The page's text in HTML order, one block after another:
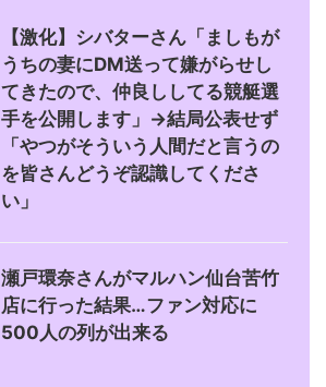
【激化】シバターさん「ましもが
うちの妻にDM送って嫌がらせし
てきたので、仲良ししてる競艇選
手を公開します」→結局公表せず
「やつがそういう人間だと言うの
を皆さんどうぞ認識してくださ
い」
瀬戸環奈さんがマルハン仙台苦竹
店に行った結果…ファン対応に
500人の列が出来る